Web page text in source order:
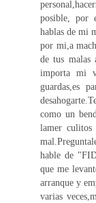
posible, por
hablas de mi
por mi,a
de tus malas
importa mi
guardas,es
como un
lamer
hable de
que me
arranque y
varias